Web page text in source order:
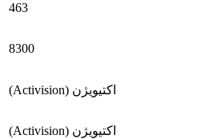
463
8300
اکتیویژن (Activision)
اکتیویژن (Activision)